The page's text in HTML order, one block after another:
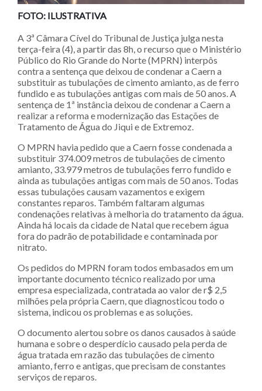
FOTO: ILUSTRATIVA
A 3ª Câmara Cível do Tribunal de Justiça julga nesta
terça-feira (4), a partir das 8h, o recurso que o Ministério
Público do Rio Grande do Norte (MPRN) interpôs
contra a sentença que deixou de condenar a Caern a
substituir as tubulações de cimento amianto, as de ferro
fundido e as tubulações antigas com mais de 50 anos. A
sentença de 1ª instância deixou de condenar a Caern a
realizar a reforma e modernização das Estações de
Tratamento de Água do Jiqui e de Extremoz.
O MPRN havia pedido que a Caern fosse condenada a
substituir 374.009 metros de tubulações de cimento
amianto, 33.979 metros de tubulações ferro fundido e
ainda as tubulações antigas com mais de 50 anos. Todas
essas tubulações causam vazamentos e exigem
constantes reparos. Também faltaram algumas
condenações relativas à melhoria do tratamento da água.
Ainda há locais da cidade de Natal que recebem água
fora do padrão de potabilidade e contaminada por
nitrato.
Os pedidos do MPRN foram todos embasados em um
importante documento técnico realizado por uma
empresa especializada, contratada ao valor de r$ 2,5
milhões pela própria Caern, que diagnosticou todo o
sistema, indicou os problemas e as soluções.
O documento alertou sobre os danos causados à saúde
humana e sobre o desperdício causado pela perda de
água tratada em razão das tubulações de cimento
amianto, ferro e antigas, que precisam de constantes
serviços de reparos.